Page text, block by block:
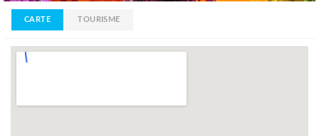
CARTE TOURISME